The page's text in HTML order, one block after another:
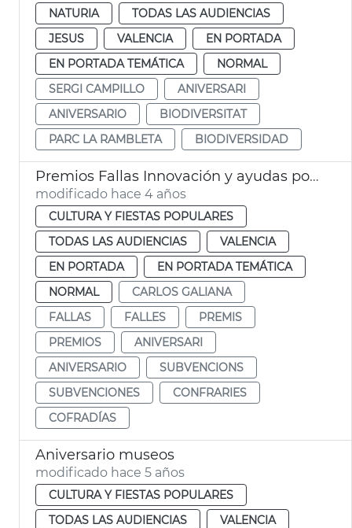
NATURIA
TODAS LAS AUDIENCIAS
JESUS
VALENCIA
EN PORTADA
EN PORTADA TEMÁTICA
NORMAL
SERGI CAMPILLO
ANIVERSARI
ANIVERSARIO
BIODIVERSITAT
PARC LA RAMBLETA
BIODIVERSIDAD
Premios Fallas Innovación y ayudas por 25 aniversario
modificado hace 4 años
CULTURA Y FIESTAS POPULARES
TODAS LAS AUDIENCIAS
VALENCIA
EN PORTADA
EN PORTADA TEMÁTICA
NORMAL
CARLOS GALIANA
FALLAS
FALLES
PREMIS
PREMIOS
ANIVERSARI
ANIVERSARIO
SUBVENCIONS
SUBVENCIONES
CONFRARIES
COFRADÍAS
Aniversario museos
modificado hace 5 años
CULTURA Y FIESTAS POPULARES
TODAS LAS AUDIENCIAS
VALENCIA